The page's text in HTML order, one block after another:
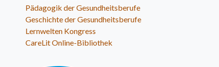
Pädagogik der Gesundheitsberufe
Geschichte der Gesundheitsberufe
Lernwelten Kongress
CareLit Online-Bibliothek